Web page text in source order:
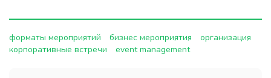
форматы мероприятий бизнес мероприятия
организация
корпоративные встречи
event management